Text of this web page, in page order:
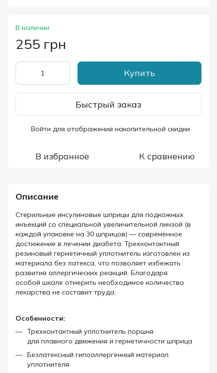
В наличии
255 грн
Купить
Быстрый заказ
Войти для отображения накопительной скидки
В избранное К сравнению
Описание
Стерильные инсулиновые шприцы для подкожных
инъекций со специальной увеличительной линзой (в
каждой упаковке на 30 шприцов) — современное
достижение в лечении диабета. Трехконтактный
резиновый герметичный уплотнитель изготовлен из
материала без латекса, что позволяет избежать
развития аллергических реакций. Благодаря
особой шкале отмерить необходимое количество
лекарства не составит труда.
Особенности:
Трехконтактный уплотнитель поршня
для плавного движения и герметичности шприца
Безлатексный гипоаллергенный материал
уплотнителя